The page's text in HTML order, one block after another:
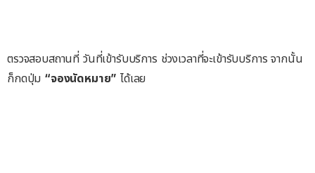
ตรวจสอบสถานที่ วันที่เข้ารับบริการ ช่วงเวลาที่จะเข้ารับบริการ จากนั้น
ก็กดปุ่ม “จองนัดหมาย” ได้เลย